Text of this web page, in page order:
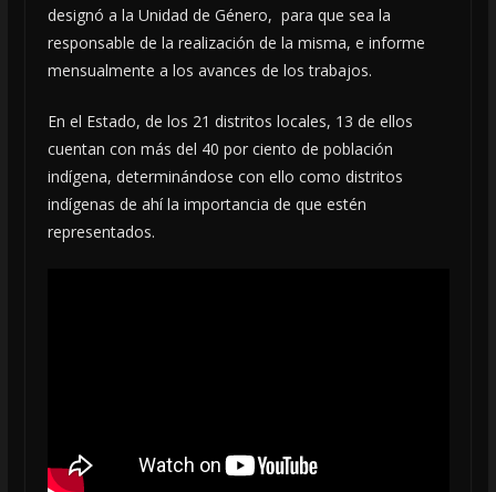
designó a la Unidad de Género, para que sea la
responsable de la realización de la misma, e informe
mensualmente a los avances de los trabajos.
En el Estado, de los 21 distritos locales, 13 de ellos
cuentan con más del 40 por ciento de población
indígena, determinándose con ello como distritos
indígenas de ahí la importancia de que estén
representados.